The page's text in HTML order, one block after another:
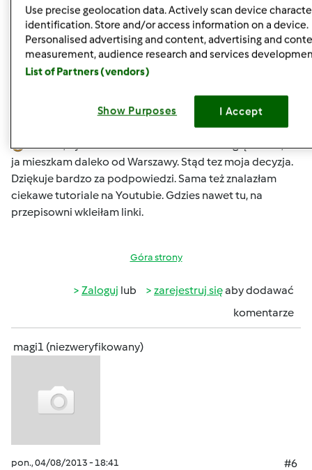
gabi49 Dołączył : 29.04.2011
#5
Aniu25 , byłam na stronce "tortowni". Pooglądałam , ale
ja mieszkam daleko od Warszawy. Stąd tez moja decyzja.
Dziękuje bardzo za podpowiedzi. Sama też znalazłam
ciekawe tutoriale na Youtubie. Gdzies nawet tu, na
przepisowni wkleiłam linki.
Góra strony
Zaloguj lub zarejestruj sięaby dodawać
komentarze
magi1 (niezweryfikowany)
pon., 04/08/2013 - 18:41 #6
Use precise geolocation data. Actively scan device
identification. Store and/or access information on a device.
Personalised advertising and content, advertising and
measurement, audience research and services
List of Partners (vendors)
Show Purposes I Accept